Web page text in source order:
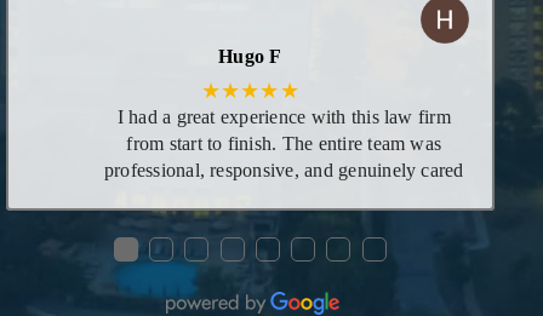
dedication really showed, and I am very
grateful for his guidance with my concern
Hugo F
★★★★★
I had a great experience with this law firm
from start to finish. The entire team was
professional, responsive, and genuinely cared
Mariah was especially helpful—she took the
time to explain everything clearly, answered
been a stressful situation feel manageable and
● ● ● ● ● ● ● ●